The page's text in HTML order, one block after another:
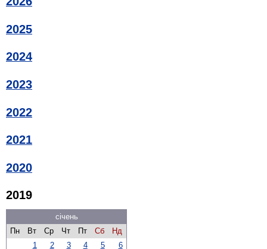
2025
2024
2023
2022
2021
2020
2019
січень
Пн
Вт Ср Чт Пт Сб
Нд
1
2 3 4 5 6